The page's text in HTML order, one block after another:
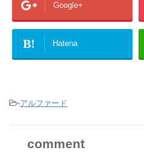
Google+
B! Hatena
-アルファード
comment